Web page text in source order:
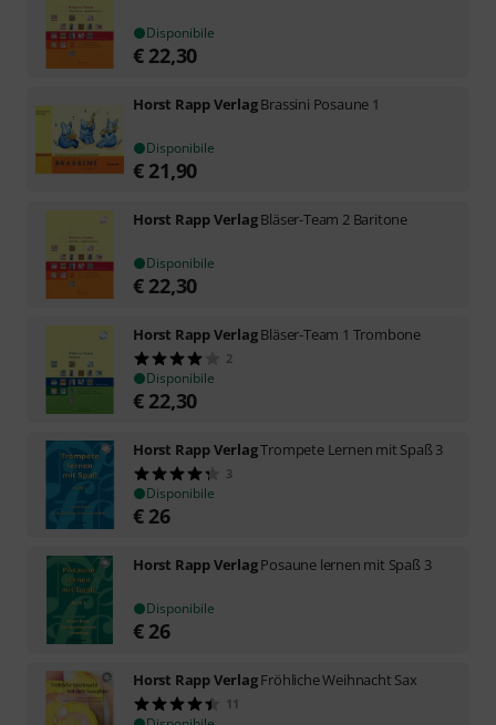
Disponibile
€ 22,30
Horst Rapp VerlagBrassini Posaune 1
Disponibile
€ 21,90
Horst Rapp VerlagBläser-Team 2 Baritone
Disponibile
€ 22,30
Horst Rapp VerlagBläser-Team 1 Trombone
2
Disponibile
€ 22,30
Horst Rapp VerlagTrompete Lernen mit Spaß 3
3
Disponibile
€ 26
Horst Rapp VerlagPosaune lernen mit Spaß 3
Disponibile
€ 26
Horst Rapp VerlagFröhliche Weihnacht Sax
11